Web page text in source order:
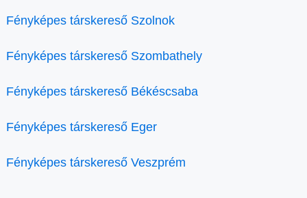
Fényképes társkereső Szolnok
Fényképes társkereső Szombathely
Fényképes társkereső Békéscsaba
Fényképes társkereső Eger
Fényképes társkereső Veszprém